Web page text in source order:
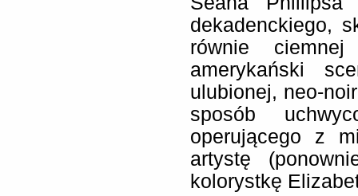
dekadenckiego,
równie
amerykański
ulubionej, neo-
sposób
operującego z
artystę
kolorystkę